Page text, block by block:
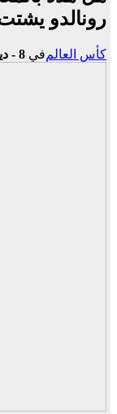
رونالدو
كأس العالمفي 8 - ديسمبر - 2022 | 12:56 مساءً